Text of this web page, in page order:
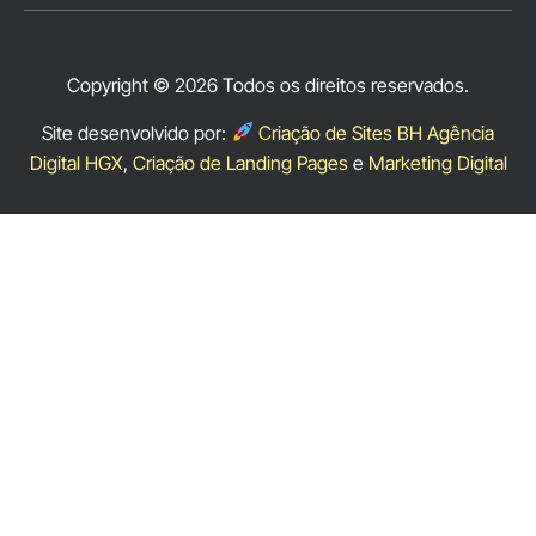
Copyright © 2026 Todos os direitos reservados.
Site desenvolvido por:
Criação de Sites BH Agência
Digital HGX, Criação de Landing Pagese Marketing Digital